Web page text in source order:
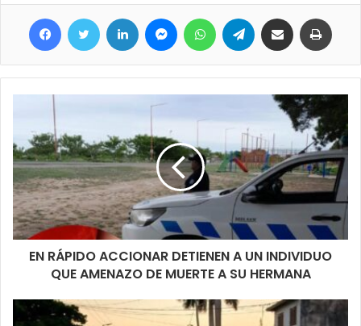
EN RÁPIDO ACCIONAR DETIENEN A UN INDIVIDUO
QUE AMENAZO DE MUERTE A SU HERMANA